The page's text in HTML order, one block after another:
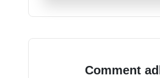
Comment